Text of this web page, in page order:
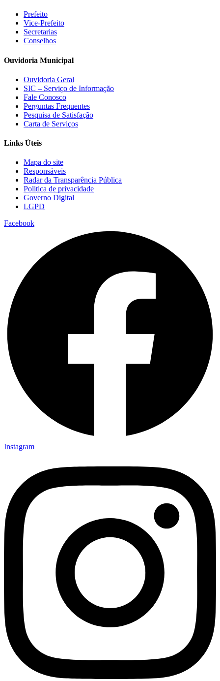
Prefeito
Vice-Prefeito
Secretarias
Conselhos
Ouvidoria Municipal
Ouvidoria Geral
SIC – Serviço de Informação
Fale Conosco
Perguntas Frequentes
Pesquisa de Satisfação
Carta de Serviços
Links Úteis
Mapa do site
Responsáveis
Radar da Transparência Pública
Politica de privacidade
Governo Digital
LGPD
Facebook
Instagram